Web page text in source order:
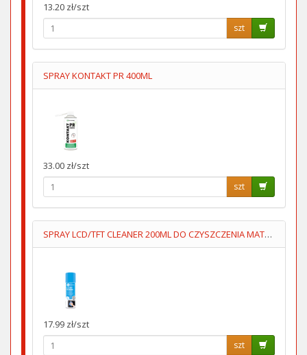
13.20 zł/szt
szt
SPRAY KONTAKT PR 400ML
33.00 zł/szt
szt
SPRAY LCD/TFT CLEANER 200ML DO CZYSZCZENIA MATRYC LCD/TFT
17.99 zł/szt
szt